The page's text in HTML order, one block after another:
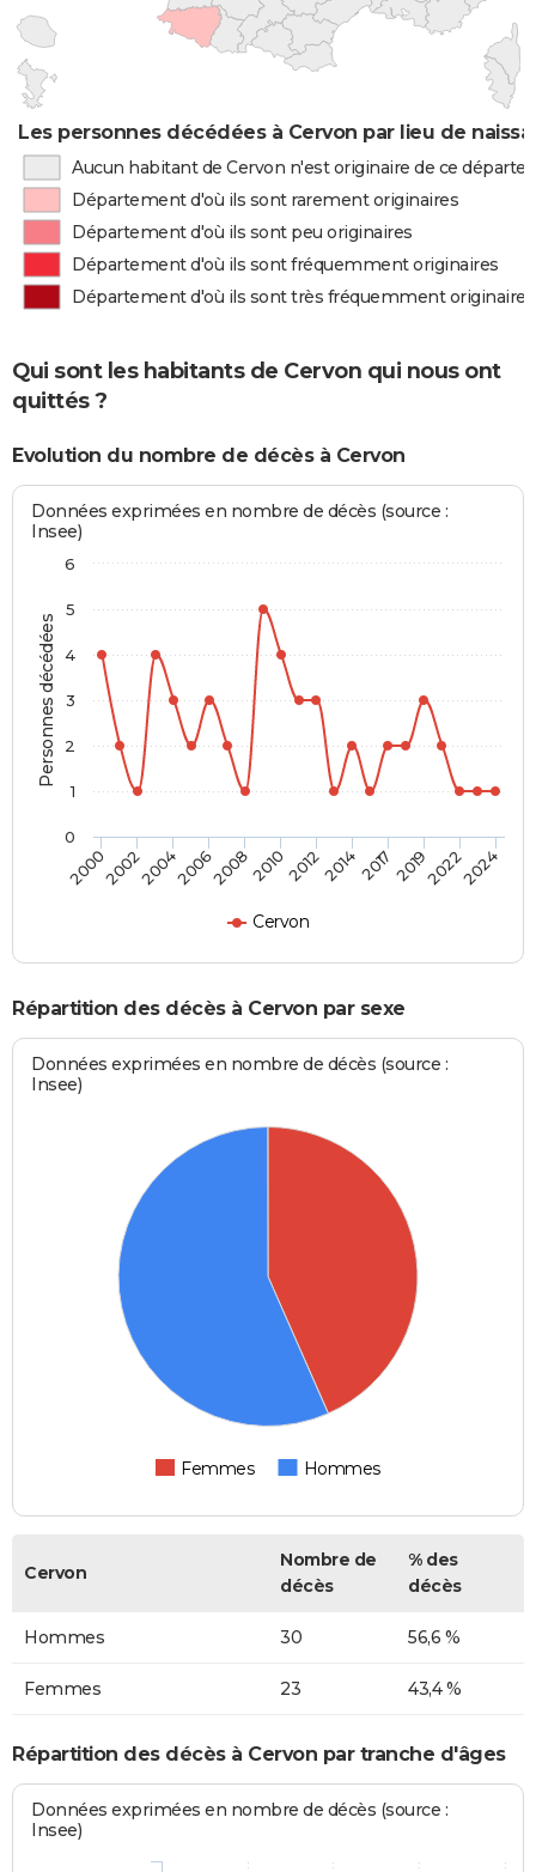
Les personnes décédées à Cervon par lieu de
Aucun habitant de Cervon n'est originaire de ce
Département d'où ils sont rarement originaires
Département d'où ils sont peu originaires
Département d'où ils sont fréquemment originaires
Département d'où ils sont très fréquemment originaires
Qui sont les habitants de Cervon qui nous ont
quittés ?
Evolution du nombre de décès à Cervon
Personnes décédées
Données exprimées en nombre de décès (source :
Insee)
Cervon
200020022004200620082010201220142017201920222024
0
1
2
3
4
5
6
Répartition des décès à Cervon par sexe
Données exprimées en nombre de décès (source :
Insee)
Femmes Hommes
Cervon
Nombre de
décès
% des
décès
Hommes 30 56,6 %
Femmes 23 43,4 %
Répartition des décès à Cervon par tranche d'âges
Données exprimées en nombre de décès (source :
Insee)